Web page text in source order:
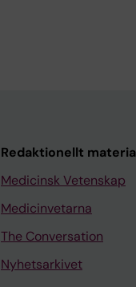
Redaktionellt
Medicinsk Vetenskap
Medicinvetarna
The Conversation
Nyhetsarkivet